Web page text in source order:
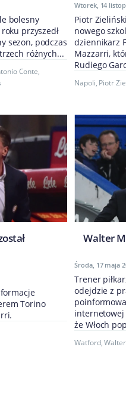
bolesny
przyszedł
sezon, podczas
różnych...
Conte,
Wtorek, 14
Piotr
nowego
dziennikarz
Mazzarri,
Rudiego
Napoli, Piotr
Torino
Walter
Środa, 17 maja
Trener
odejdzie z
internetowej
że Włoch
Watford,